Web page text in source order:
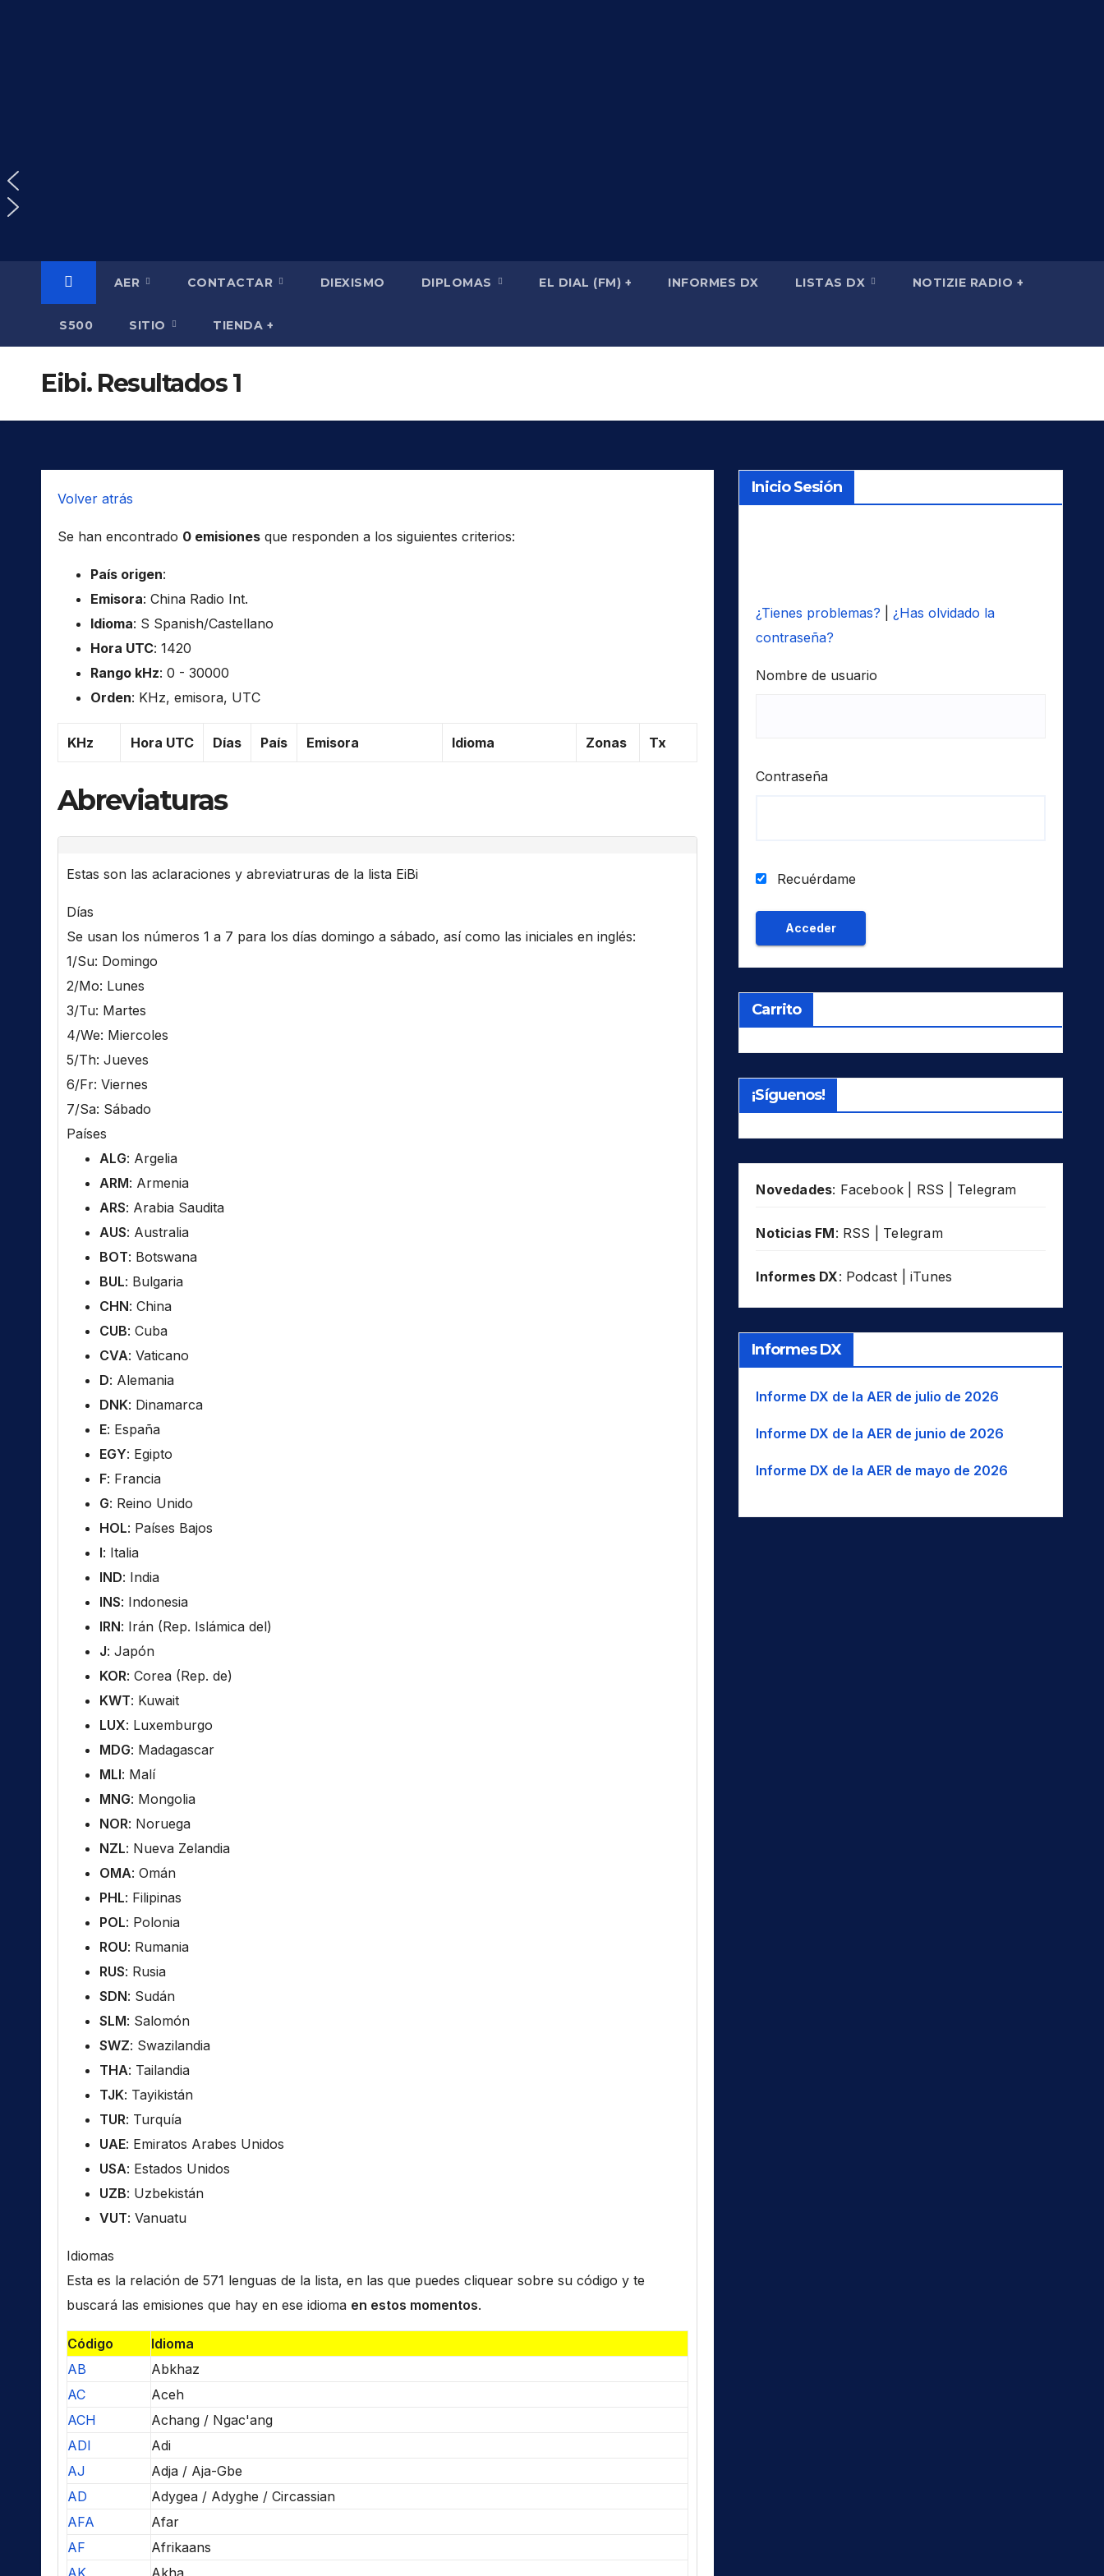
AER CONTACTAR DIEXISMO DIPLOMAS EL DIAL (FM) + INFORMES DX LISTAS DX NOTIZIE RADIO +
S500 SITIO TIENDA +
Eibi. Resultados 1
Volver atrás
Se han encontrado 0 emisiones que responden a los siguientes criterios:
País origen:
Emisora: China Radio Int.
Idioma: S Spanish/Castellano
Hora UTC: 1420
Rango kHz: 0 - 30000
Orden: KHz, emisora, UTC
KHz Hora UTC Días País Emisora Idioma Zonas Tx
Abreviaturas
Estas son las aclaraciones y abreviatruras de la lista EiBi
Días
Se usan los números 1 a 7 para los días domingo a sábado, así como las iniciales en inglés:
1/Su: Domingo
2/Mo: Lunes
3/Tu: Martes
4/We: Miercoles
5/Th: Jueves
6/Fr: Viernes
7/Sa: Sábado
Países
ALG: Argelia
ARM: Armenia
ARS: Arabia Saudita
AUS: Australia
BOT: Botswana
BUL: Bulgaria
CHN: China
CUB: Cuba
CVA: Vaticano
D: Alemania
DNK: Dinamarca
E: España
EGY: Egipto
F: Francia
G: Reino Unido
HOL: Países Bajos
I: Italia
IND: India
INS: Indonesia
IRN: Irán (Rep. Islámica del)
J: Japón
KOR: Corea (Rep. de)
KWT: Kuwait
LUX: Luxemburgo
MDG: Madagascar
MLI: Malí
MNG: Mongolia
NOR: Noruega
NZL: Nueva Zelandia
OMA: Omán
PHL: Filipinas
POL: Polonia
ROU: Rumania
RUS: Rusia
SDN: Sudán
SLM: Salomón
SWZ: Swazilandia
THA: Tailandia
TJK: Tayikistán
TUR: Turquía
UAE: Emiratos Arabes Unidos
USA: Estados Unidos
UZB: Uzbekistán
VUT: Vanuatu
Idiomas
Esta es la relación de 571 lenguas de la lista, en las que puedes cliquear sobre su código y te
buscará las emisiones que hay en ese idioma en estos momentos.
Código
Idioma
AB
Abkhaz
AC
Aceh
ACH
Achang / Ngac'ang
ADI
Adi
AJ
Adja / Aja-Gbe
AD
Adygea / Adyghe / Circassian
AFA
Afar
AF
Afrikaans
Inicio Sesión
¿Tienes problemas?
¿Has olvidado la
contraseña?
Nombre de usuario
Contraseña
Recuérdame
Carrito
¡Síguenos!
Novedades: Facebook RSS Telegram
Noticias FM: RSS Telegram
Informes DX: Podcast iTunes
Informes DX
Informe DX de la AER de julio de 2026
Informe DX de la AER de junio de 2026
Informe DX de la AER de mayo de 2026